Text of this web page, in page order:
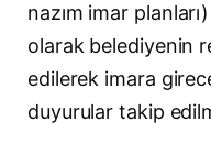
nazım imar
olarak belediyenin
edilerek imara
duyurular takip